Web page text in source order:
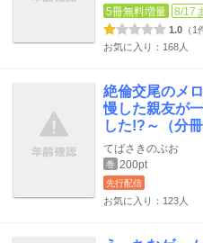
5冊無料増量
8/17
1.0 （1
お気に入り：168人
絶倫交尾のメ
慢した親友が
した!?～（分冊
てばさきのぶお
巻 200pt
先行配信
お気に入り：123人